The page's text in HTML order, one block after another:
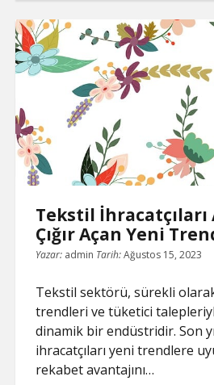
Medyayı
Etkin
Kullanarak
Dünya
Pazarında
Parlıyor
Tekstil İhracatçıları
Çığır Açan Yeni
Yazar: admin Tarih:Ağustos 15, 2023
Tekstil sektörü, sürekli
trendleri ve tüketici
dinamik bir endüstridir. Son
ihracatçıları yeni trendlere
rekabet avantajını…